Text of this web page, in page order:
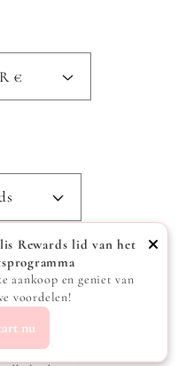
België | EUR €
Rewards lid van het
aankoop en geniet van
voordelen!
nu